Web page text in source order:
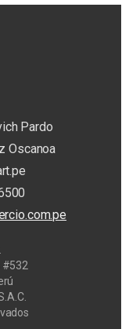
Pardo
Oscanoa
#532